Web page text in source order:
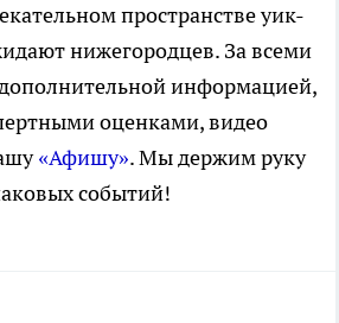
пространстве уик-
нижегородцев. За всеми
информацией,
оценками, видео
«Афишу». Мы держим руку
событий!